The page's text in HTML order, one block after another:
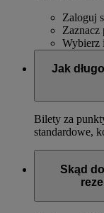
Zaloguj
Zaznacz
Wybierz
Jak
Bilety za
standardowe,
Skąd